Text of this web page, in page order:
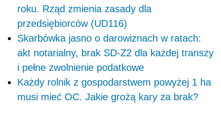
roku. Rząd zmienia zasady dla
przedsiębiorców (UD116)
Skarbówka jasno o darowiznach w ratach:
akt notarialny, brak SD-Z2 dla każdej transzy
i pełne zwolnienie podatkowe
Każdy rolnik z gospodarstwem powyżej 1 ha
musi mieć OC. Jakie grożą kary za brak?